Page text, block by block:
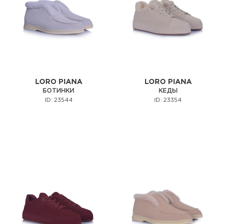
LORO PIANA
БОТИНКИ
ID: 23544
LORO PIANA
КЕДЫ
ID: 23354